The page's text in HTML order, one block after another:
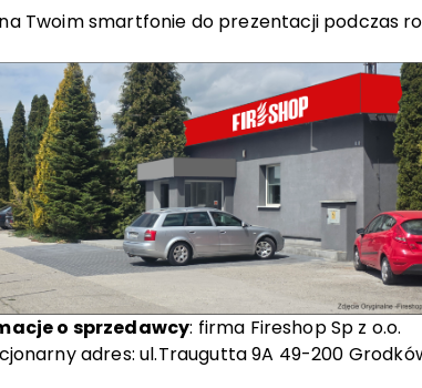
na Twoim smartfonie do prezentacji podczas
o sprzedawcy: firma Fireshop Sp z o.o.
adres: ul.Traugutta 9A 49-200